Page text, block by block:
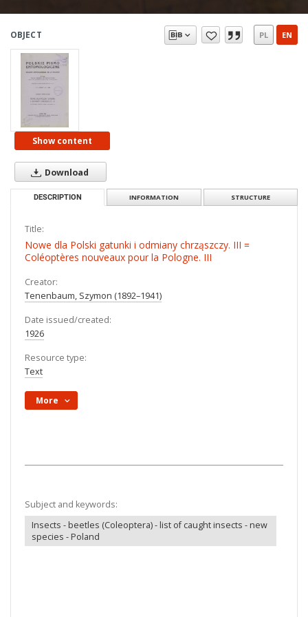
OBJECT PL EN
Show content
Download
DESCRIPTION INFORMATION STRUCTURE
Title:
Nowe dla Polski gatunki i odmiany chrząszczy. III =
Coléoptères nouveaux pour la Pologne. III
Creator:
Tenenbaum, Szymon (1892–1941)
Date issued/created:
1926
Resource type:
Text
More
Subject and keywords:
Insects - beetles (Coleoptera) - list of caught insects - new
species - Poland